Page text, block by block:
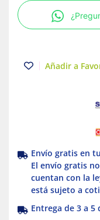
6W
Blanco
Illux
Añadir a
Envío gratis en
El envío gratis
cuentan con la
está sujeto a
Entrega de 3 a 5